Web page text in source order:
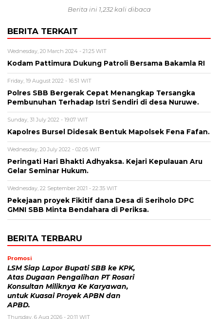
Berita ini 1,232 kali dibaca
BERITA TERKAIT
Wednesday, 20 March 2024 - 21:25 WIT
Kodam Pattimura Dukung Patroli Bersama Bakamla RI
Friday, 19 August 2022 - 16:51 WIT
Polres SBB Bergerak Cepat Menangkap Tersangka
Pembunuhan Terhadap Istri Sendiri di desa Nuruwe.
Sunday, 31 July 2022 - 19:07 WIT
Kapolres Bursel Didesak Bentuk Mapolsek Fena Fafan.
Wednesday, 20 July 2022 - 02:05 WIT
Peringati Hari Bhakti Adhyaksa. Kejari Kepulauan Aru
Gelar Seminar Hukum.
Wednesday, 22 September 2021 - 22:35 WIT
Pekejaan proyek Fikitif dana Desa di Seriholo DPC
GMNI SBB Minta Bendahara di Periksa.
BERITA TERBARU
Promosi
LSM Siap Lapor Bupati SBB ke KPK,
Atas Dugaan Pengalihan PT Rosari
Konsultan Miliknya Ke Karyawan,
untuk Kuasai Proyek APBN dan
APBD.
Thursday, 6 Aug 2026 - 20:11 WIT